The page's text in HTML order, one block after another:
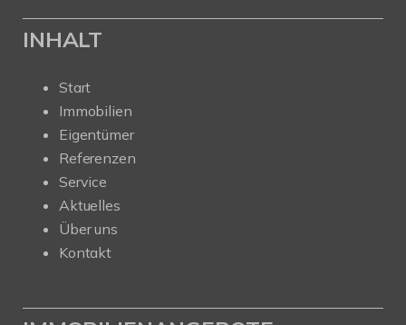
INHALT
Start
Immobilien
Eigentümer
Referenzen
Service
Aktuelles
Über uns
Kontakt